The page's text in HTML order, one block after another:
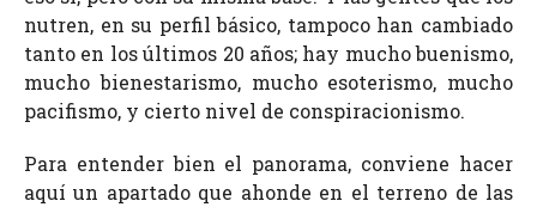
nutren, en su perfil básico, tampoco han cambiado
tanto en los últimos 20 años; hay mucho buenismo,
mucho bienestarismo, mucho esoterismo, mucho
pacifismo, y cierto nivel de conspiracionismo.
Para entender bien el panorama, conviene hacer
aquí un apartado que ahonde en el terreno de las